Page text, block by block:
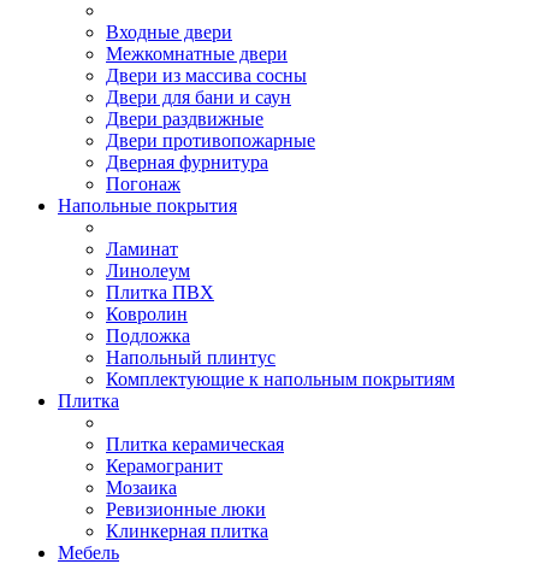
Входные двери
Межкомнатные двери
Двери из массива сосны
Двери для бани и саун
Двери раздвижные
Двери противопожарные
Дверная фурнитура
Погонаж
Напольные покрытия
Ламинат
Линолеум
Плитка ПВХ
Ковролин
Подложка
Напольный плинтус
Комплектующие к напольным покрытиям
Плитка
Плитка керамическая
Керамогранит
Мозаика
Ревизионные люки
Клинкерная плитка
Мебель